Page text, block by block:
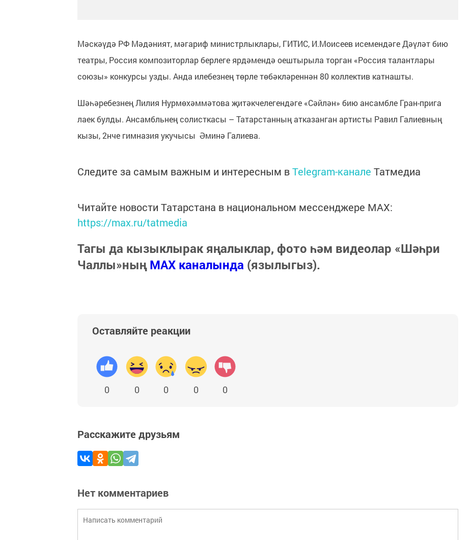
Мәскәүдә РФ Мәдәният, мәгариф министрлыклары, ГИТИС, И.Моисеев исемендәге Дәүләт бию
театры, Россия композиторлар берлеге ярдәмендә оештырыла торган «Россия талантлары
союзы» конкурсы узды. Анда илебезнең төрле төбәкләреннән 80 коллектив катнашты.
Шәһәребезнең Лилия Нурмөхәммәтова җитәкчелегендәге «Сәйлән» бию ансамбле Гран-прига
лаек булды. Ансамбльнең солисткасы – Татарстанның атказанган артисты Равил Галиевның
кызы, 2нче гимназия укучысы Әминә Галиева.
Следите за самым важным и интересным вTelegram-канале Татмедиа
Читайте новости Татарстана в национальном мессенджере MАХ:
https://max.ru/tatmedia
Тагы да кызыклырак яңалыклар, фото һәм видеолар «Шәһри
Чаллы»ныңMAX каналында (язылыгыз).
Оставляйте реакции
0 0 0 0 0
Расскажите друзьям
Нет комментариев